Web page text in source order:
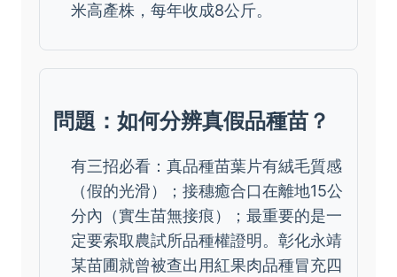
米高產株，每年收成8公斤。
問題：如何分辨真假品種苗？
有三招必看：真品種苗葉片有絨毛質感
（假的光滑）；接穗癒合口在離地15公
分內（實生苗無接痕）；最重要的是一
定要索取農試所品種權證明。彰化永靖
某苗圃就曾被查出用紅果肉品種冒充四